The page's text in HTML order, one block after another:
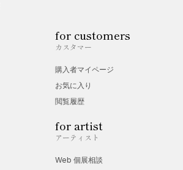
for customers
カスタマー
購入者マイページ
お気に入り
閲覧履歴
for artist
アーティスト
Web 個展相談